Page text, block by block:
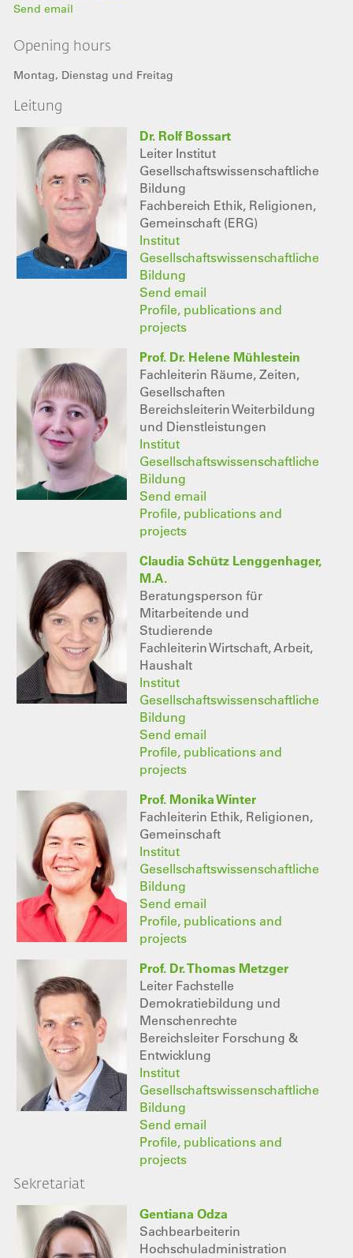
Send email
Opening hours
Montag, Dienstag und Freitag
Leitung
Dr. Rolf Bossart
Leiter Institut
Gesellschaftswissenschaftliche
Bildung
Fachbereich Ethik, Religionen,
Gemeinschaft (ERG)
Institut
Gesellschaftswissenschaftliche
Bildung
Send email
Profile, publications and
projects
Prof. Dr. Helene Mühlestein
Fachleiterin Räume, Zeiten,
Gesellschaften
Bereichsleiterin Weiterbildung
und Dienstleistungen
Institut
Gesellschaftswissenschaftliche
Bildung
Send email
Profile, publications and
projects
Claudia Schütz Lenggenhager,
M.A.
Beratungsperson für
Mitarbeitende und
Studierende
Fachleiterin Wirtschaft, Arbeit,
Haushalt
Institut
Gesellschaftswissenschaftliche
Bildung
Send email
Profile, publications and
projects
Prof. Monika Winter
Fachleiterin Ethik, Religionen,
Gemeinschaft
Institut
Gesellschaftswissenschaftliche
Bildung
Send email
Profile, publications and
projects
Prof. Dr. Thomas Metzger
Leiter Fachstelle
Demokratiebildung und
Menschenrechte
Bereichsleiter Forschung &
Entwicklung
Institut
Gesellschaftswissenschaftliche
Bildung
Send email
Profile, publications and
projects
Sekretariat
Gentiana Odza
Sachbearbeiterin
Hochschuladministration